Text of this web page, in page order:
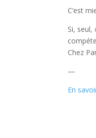
C’est
Si,
Chez
—
En